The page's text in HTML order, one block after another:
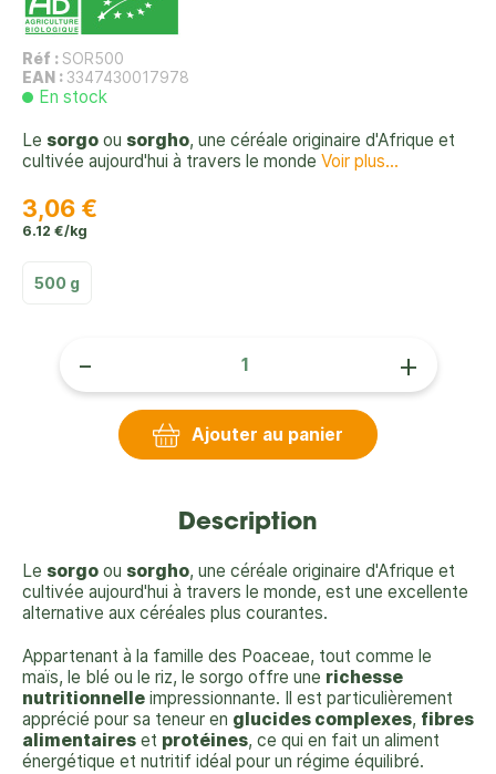
Réf : SOR500
EAN : 3347430017978
En stock
Le sorgo ou sorgho, une céréale originaire d'Afrique et
cultivée aujourd'hui à travers le monde Voir plus...
3,06 €
6.12 €/kg
500 g
- +
Ajouter au panier
Description
Le sorgo ou sorgho, une céréale originaire d'Afrique et
cultivée aujourd'hui à travers le monde, est une excellente
alternative aux céréales plus courantes.
Appartenant à la famille des Poaceae, tout comme le
maïs, le blé ou le riz, le sorgo offre une richesse
nutritionnelle impressionnante. Il est particulièrement
apprécié pour sa teneur en glucides complexes, fibres
alimentaires et protéines, ce qui en fait un aliment
énergétique et nutritif idéal pour un régime équilibré.